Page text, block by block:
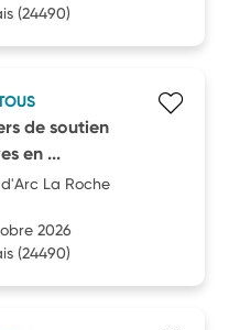
(24490)
de soutien
en ...
La Roche
2026
(24490)